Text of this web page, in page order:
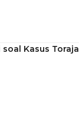
Kasus Toraja